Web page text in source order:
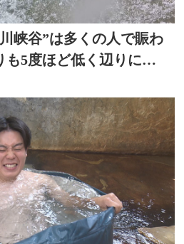
峡谷”は多くの人で賑わ
5度ほど低く辺りには